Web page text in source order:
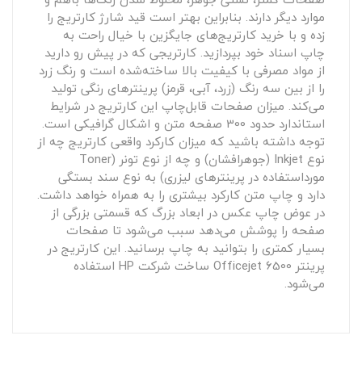
موارد دیگر دارند. بنابراین بهتر است قید شارژ کارتریج را
زده و با خرید کارتریج‌های جایگزین با خیال راحت به
چاپ اسناد خود بپردازید. کارتریجی که در پیش رو دارید
از مواد مصرفی با کیفیت بالا ساخته‌شده است و رنگ زرد
را از بین سه رنگ (زرد، آبی، قرمز) پرینترهای رنگی تولید
می‌کند. میزان صفحات قابل‌چاپ این کارتریج در شرایط
استاندارد حدود 300 صفحه متن و اشکال گرافیکی است.
توجه داشته باشید که میزان کارکرد واقعی کارتریج‌ چه از
نوع Inkjet (جوهرافشان) و چه از نوع تونر (Toner
مورداستفاده در پرینترهای لیزری) به نوع سند بستگی
دارد و چاپ متن کارکرد بیشتری را به همراه خواهد داشت.
در عوض چاپ عکس در ابعاد بزرگ که قسمتی بزرگی از
صفحه‌ را پوشش می‌دهد سبب می‌شود تا صفحات
بسیار کمتری را بتوانید به چاپ برسانید. این کارتریج در
پرینتر Officejet 6500 ساخت شرکت HP استفاده
می‌شود.